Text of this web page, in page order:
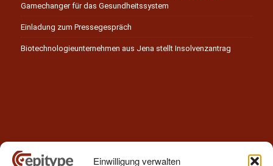
Einwilligung verwalten
Gamechanger für das Gesundheitssystem
Einladung zum Pressegespräch
Biotechnologieunternehmen aus Jena stellt Insolvenzantrag